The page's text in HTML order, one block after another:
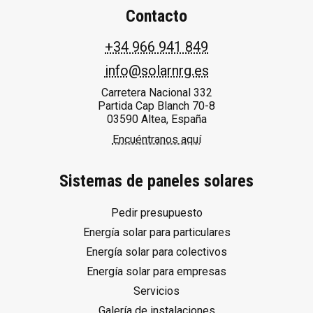
Contacto
+34 966 941 849
info@solarnrg.es
Carretera Nacional 332
Partida Cap Blanch 70-8
03590 Altea, España
Encuéntranos aquí
Sistemas de paneles solares
Pedir presupuesto
Energía solar para particulares
Energía solar para colectivos
Energía solar para empresas
Servicios